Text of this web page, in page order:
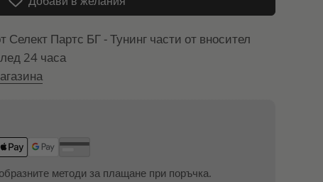
Селект Партс БГ - Тунинг части от вносител
24 часа
методи за плащане при поръчка.